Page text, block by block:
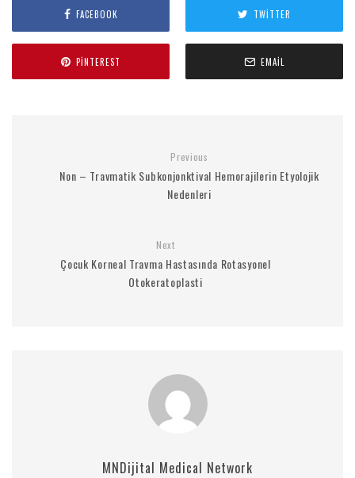
FACEBOOK TWITTER
PINTEREST EMAIL
Previous
Non – Travmatik Subkonjonktival Hemorajilerin Etyolojik
Nedenleri
Next
Çocuk Korneal Travma Hastasında Rotasyonel
Otokeratoplasti
MNDijital Medical Network